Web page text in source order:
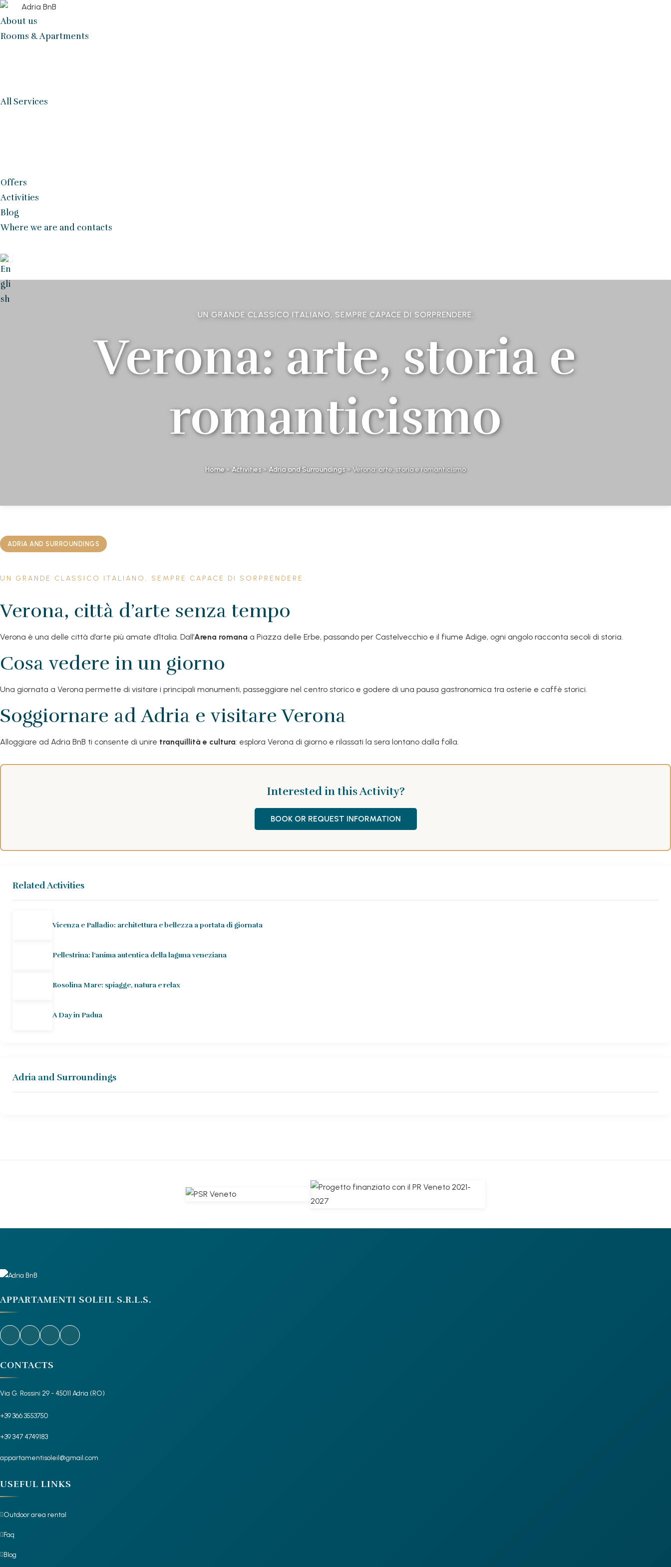
About us
Rooms & Apartments
All Services
Offers
Activities
Blog
Where we are and contacts
UN GRANDE CLASSICO ITALIANO, SEMPRE CAPACE DI SORPRENDERE.
Verona: arte, storia e
romanticismo
Home» Activities» Adria and Surroundings»Verona: arte, storia e romanticismo
ADRIA AND SURROUNDINGS
UN GRANDE CLASSICO ITALIANO, SEMPRE CAPACE DI SORPRENDERE.
Verona, città d’arte senza tempo
Verona è una delle città d’arte più amate d’Italia. Dall’Arena romana a Piazza delle Erbe, passando per Castelvecchio e il fiume Adige, ogni angolo racconta secoli di storia.
Cosa vedere in un giorno
Una giornata a Verona permette di visitare i principali monumenti, passeggiare nel centro storico e godere di una pausa gastronomica tra osterie e caffè storici.
Soggiornare ad Adria e visitare Verona
Alloggiare ad Adria BnB ti consente di unire tranquillità e cultura: esplora Verona di giorno e rilassati la sera lontano dalla folla.
Interested in this Activity?
BOOK OR REQUEST INFORMATION
Related Activities
Vicenza e Palladio: architettura e bellezza a portata di giornata
Pellestrina: l’anima autentica della laguna veneziana
Rosolina Mare: spiagge, natura e relax
A Day in Padua
Adria and Surroundings
APPARTAMENTI SOLEIL S.R.L.S.
CONTACTS
Via G. Rossini 29 - 45011 Adria (RO)
+39 366 3553750
+39 347 4749183
appartamentisoleil@gmail.com
USEFUL LINKS
Outdoor area rental
Faq
Blog